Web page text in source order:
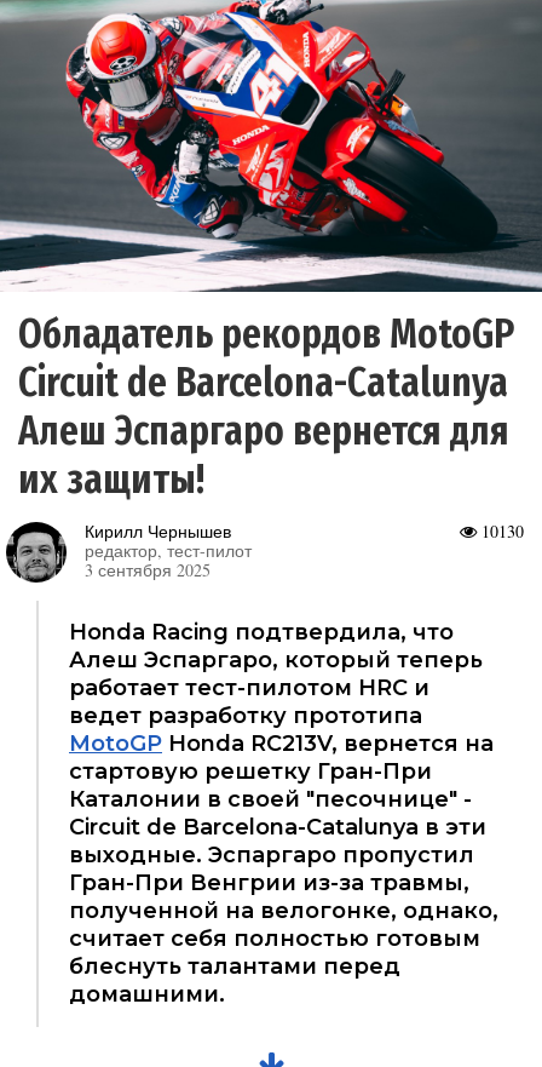
Обладатель рекордов MotoGP
Circuit de Barcelona-Catalunya
Алеш Эспаргаро вернется для
их защиты!
10130
Кирилл Чернышев
редактор, тест-пилот
3 сентября 2025
Honda Racing подтвердила, что
Алеш Эспаргаро, который теперь
работает тест-пилотом HRC и
ведет разработку прототипа
MotoGP Honda RC213V, вернется на
стартовую решетку Гран-При
Каталонии в своей "песочнице" -
Circuit de Barcelona-Catalunya в эти
выходные. Эспаргаро пропустил
Гран-При Венгрии из-за травмы,
полученной на велогонке, однако,
считает себя полностью готовым
блеснуть талантами перед
домашними.